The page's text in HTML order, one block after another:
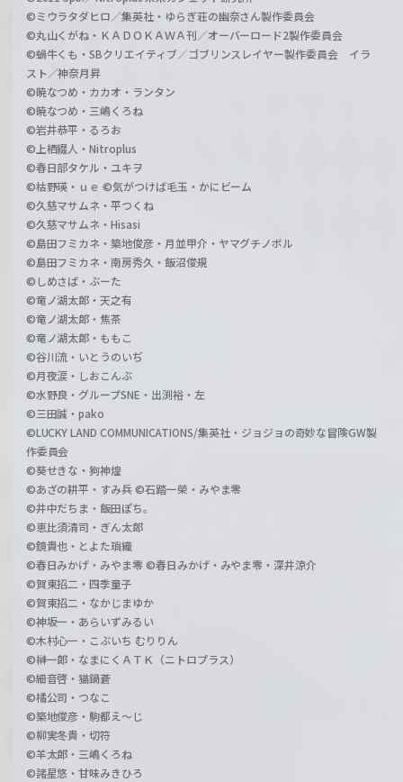
©ミウラタダヒロ／集英社・ゆらぎ荘の幽奈さん製作委員会
©丸山くがね・ＫＡＤＯＫＡＷＡ刊／オーバーロード2製作委員会
©蝸牛くも・SBクリエイティブ／ゴブリンスレイヤー製作委員会 イラ
スト／神奈月昇
©暁なつめ・カカオ・ランタン
©暁なつめ・三嶋くろね
©岩井恭平・るろお
©上栖綴人・Nitroplus
©春日部タケル・ユキヲ
©枯野瑛・ｕｅ ©気がつけば毛玉・かにビーム
©久慈マサムネ・平つくね
©久慈マサムネ・Hisasi
©島田フミカネ・築地俊彦・月並甲介・ヤマグチノボル
©島田フミカネ・南房秀久・飯沼俊規
©しめさば・ぶーた
©竜ノ湖太郎・天之有
©竜ノ湖太郎・焦茶
©竜ノ湖太郎・ももこ
©谷川流・いとうのいぢ
©月夜涙・しおこんぶ
©水野良・グループSNE・出渕裕・左
©三田誠・pako
©LUCKY LAND COMMUNICATIONS/集英社・ジョジョの奇妙な冒険GW製
作委員会
©葵せきな・狗神煌
©あざの耕平・すみ兵 ©石踏一榮・みやま零
©井中だちま・飯田ぽち。
©恵比須清司・ぎん太郎
©鏡貴也・とよた瑣織
©春日みかげ・みやま零 ©春日みかげ・みやま零・深井涼介
©賀東招二・四季童子
©賀東招二・なかじまゆか
©神坂一・あらいずみるい
©木村心一・こぶいち むりりん
©榊一郎・なまにくＡＴＫ（ニトロプラス）
©細音啓・猫鍋蒼
©橘公司・つなこ
©築地俊彦・駒都え～じ
©柳実冬貴・切符
©羊太郎・三嶋くろね
©諸星悠・甘味みきひろ